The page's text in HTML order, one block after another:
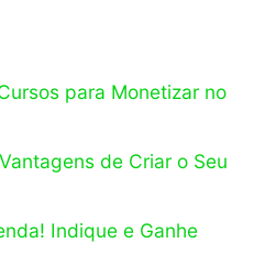
para Monetizar no
de Criar o Seu
Indique e Ganhe